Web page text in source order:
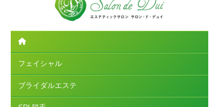
フェイシャル
ブライダルエステ